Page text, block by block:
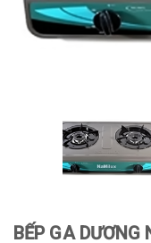
BẾP GA